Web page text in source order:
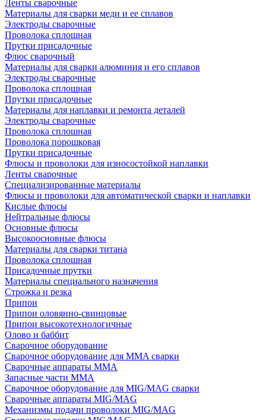
Ленты сварочные
Материалы для сварки меди и ее сплавов
Электроды сварочные
Проволока сплошная
Прутки присадочные
Флюс сварочный
Материалы для сварки алюминия и его сплавов
Электроды сварочные
Проволока сплошная
Прутки присадочные
Материалы для наплавки и ремонта деталей
Электроды сварочные
Проволока сплошная
Проволока порошковая
Прутки присадочные
Флюсы и проволоки для износостойкой наплавки
Ленты сварочные
Специализированные материалы
Флюсы и проволоки для автоматической сварки и наплавки
Кислые флюсы
Нейтральные флюсы
Основные флюсы
Высокоосновные флюсы
Материалы для сварки титана
Проволока сплошная
Присадочные прутки
Материалы специального назначения
Строжка и резка
Припои
Припои оловянно-свинцовые
Припои высокотехнологичные
Олово и баббит
Сварочное оборудование
Сварочное оборудование для MMA сварки
Сварочные аппараты MMA
Запасные части MMA
Сварочное оборудование для MIG/MAG сварки
Сварочные аппараты MIG/MAG
Механизмы подачи проволоки MIG/MAG